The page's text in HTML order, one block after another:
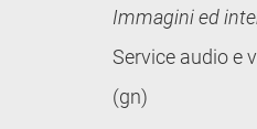
Immagini ed
Service audio e
(gn)